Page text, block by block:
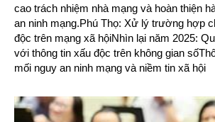
cao trách nhiệm nhà mạng và hoàn thiện
an ninh mạng.Phú Thọ: Xử lý trường hợp
độc trên mạng xã hộiNhìn lại năm 2025:
với thông tin xấu độc trên không gian
mối nguy an ninh mạng và niềm tin xã hội